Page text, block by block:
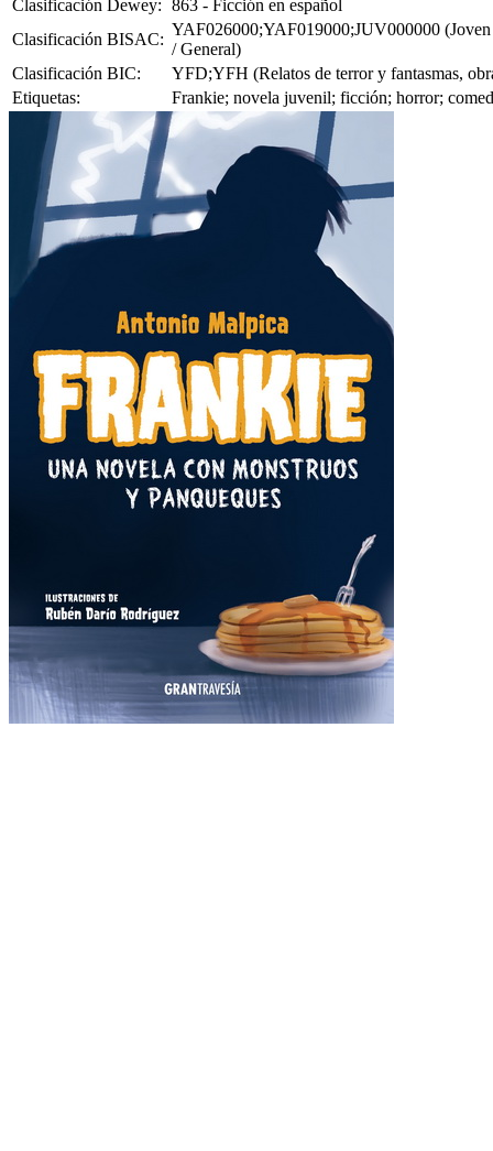
Clasificación Dewey: 863 - Ficción en español
Clasificación BISAC:
YAF026000;YAF019000;JUV000000
/ General)
Clasificación BIC:
YFD;YFH (Relatos de terror y fantasmas,
Etiquetas:
Frankie; novela juvenil; ficción; horror;